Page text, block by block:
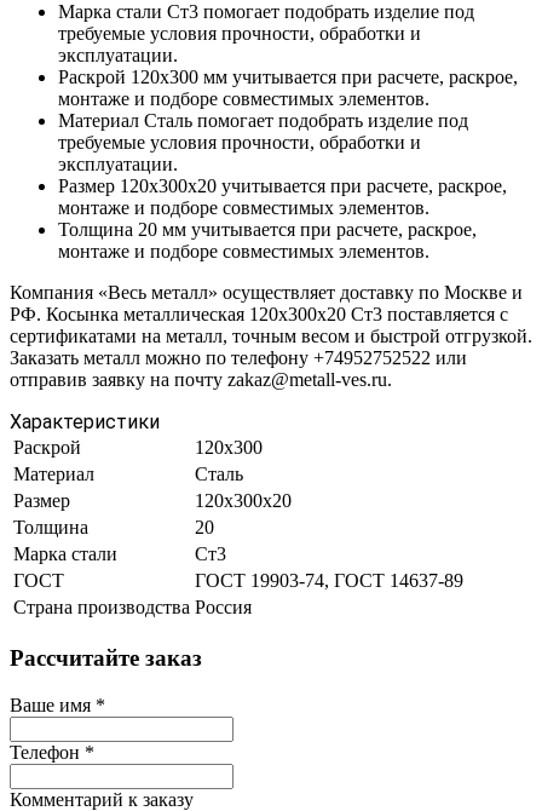
Марка стали Ст3 помогает подобрать изделие под
требуемые условия прочности, обработки и
эксплуатации.
Раскрой 120х300 мм учитывается при расчете, раскрое,
монтаже и подборе совместимых элементов.
Материал Сталь помогает подобрать изделие под
требуемые условия прочности, обработки и
эксплуатации.
Размер 120х300х20 учитывается при расчете, раскрое,
монтаже и подборе совместимых элементов.
Толщина 20 мм учитывается при расчете, раскрое,
монтаже и подборе совместимых элементов.
Компания «Весь металл» осуществляет доставку по Москве и
РФ. Косынка металлическая 120х300х20 Ст3 поставляется с
сертификатами на металл, точным весом и быстрой отгрузкой.
Заказать металл можно по телефону +74952752522 или
отправив заявку на почту zakaz@metall-ves.ru.
Характеристики
Раскрой
120х300
Материал
Сталь
Размер
120х300х20
Толщина
20
Марка стали
Ст3
ГОСТ
ГОСТ 19903-74, ГОСТ 14637-89
Страна производства Россия
Рассчитайте заказ
Ваше имя *
Телефон *
Комментарий к заказу